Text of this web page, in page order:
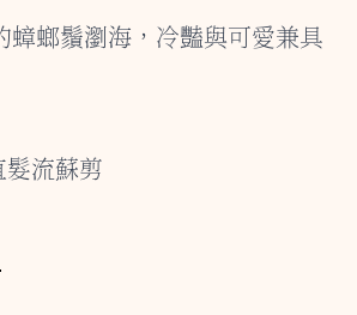
蟑螂鬚瀏海，冷豔與可愛兼具